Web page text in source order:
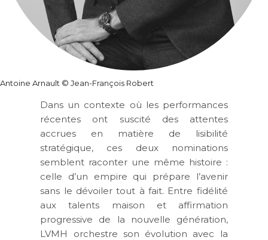
Antoine Arnault © Jean-François Robert
Dans un contexte où les performances
récentes ont suscité des attentes
accrues en matière de lisibilité
stratégique, ces deux nominations
semblent raconter une même histoire :
celle d’un empire qui prépare l’avenir
sans le dévoiler tout à fait. Entre fidélité
aux talents maison et affirmation
progressive de la nouvelle génération,
LVMH orchestre son évolution avec la